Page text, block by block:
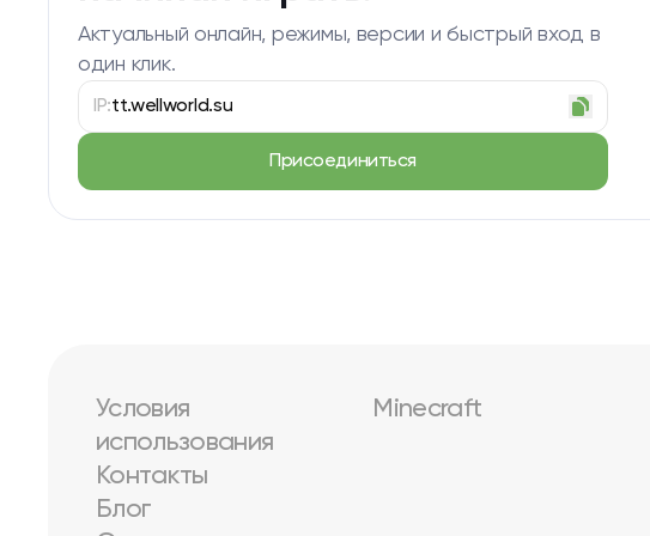
Актуальный онлайн, режимы, версии и быстрый вход в
один клик.
IP:tt.wellworld.su
Присоединиться
Условия
использования
Контакты
Блог
Minecraft